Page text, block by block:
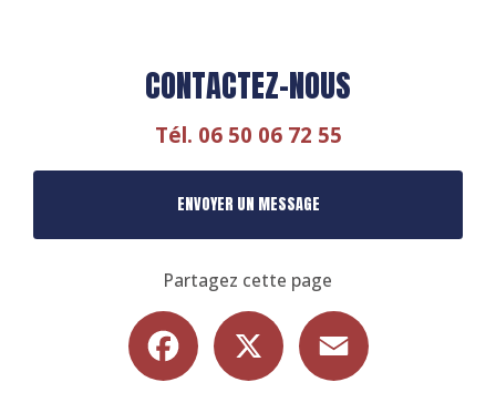
CONTACTEZ-NOUS
Tél. 06 50 06 72 55
ENVOYER UN MESSAGE
Partagez cette page
Facebook